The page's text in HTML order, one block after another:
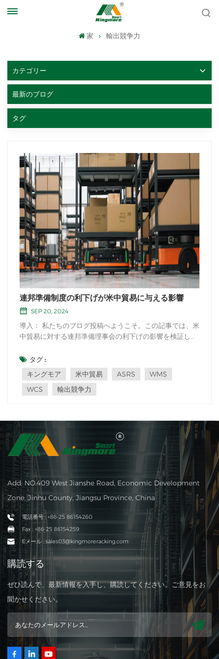
家 輸出競争力
カテゴリー
最新のブログ
タグ
連邦準備制度の利下げが米中貿易に与える影響
SEP 20, 2024
導入： 私たちのブログ投稿へようこそ。この記事では、米
中貿易に対する連邦準備理事会の利下げの影響を検証して
整を含む金融政策の決定を通じて米国経済を形成する上で
重要な役割を果たしています。この記事では、FRBによる
こうした利下げが米国と中国の間の輸出入の...
タグ :
キングモア
米中貿易 ASRS
WMS
WCS
輸出競争力
Add: NO.409 West Jianshe Road, Economic Development
Zone, Jinhu County, Jiangsu Province, China
電話番号 : +86-25 86154260
Fax : +86-25 86154259
Eメール : sales03@kingmoreracking.com
購読する
ぜひ読んで、最新情報を入手し、購読してください。ご意見をお
聞かせください。